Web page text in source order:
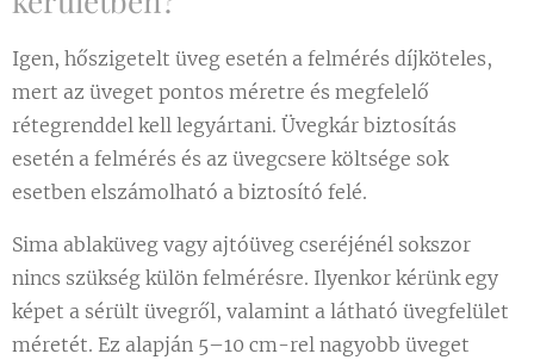
Igen, hőszigetelt üveg esetén a felmérés díjköteles,
mert az üveget pontos méretre és megfelelő
rétegrenddel kell legyártani. Üvegkár biztosítás
esetén a felmérés és az üvegcsere költsége sok
esetben elszámolható a biztosító felé.
Sima ablaküveg vagy ajtóüveg cseréjénél sokszor
nincs szükség külön felmérésre. Ilyenkor kérünk egy
képet a sérült üvegről, valamint a látható üvegfelület
méretét. Ez alapján 5–10 cm-rel nagyobb üveget